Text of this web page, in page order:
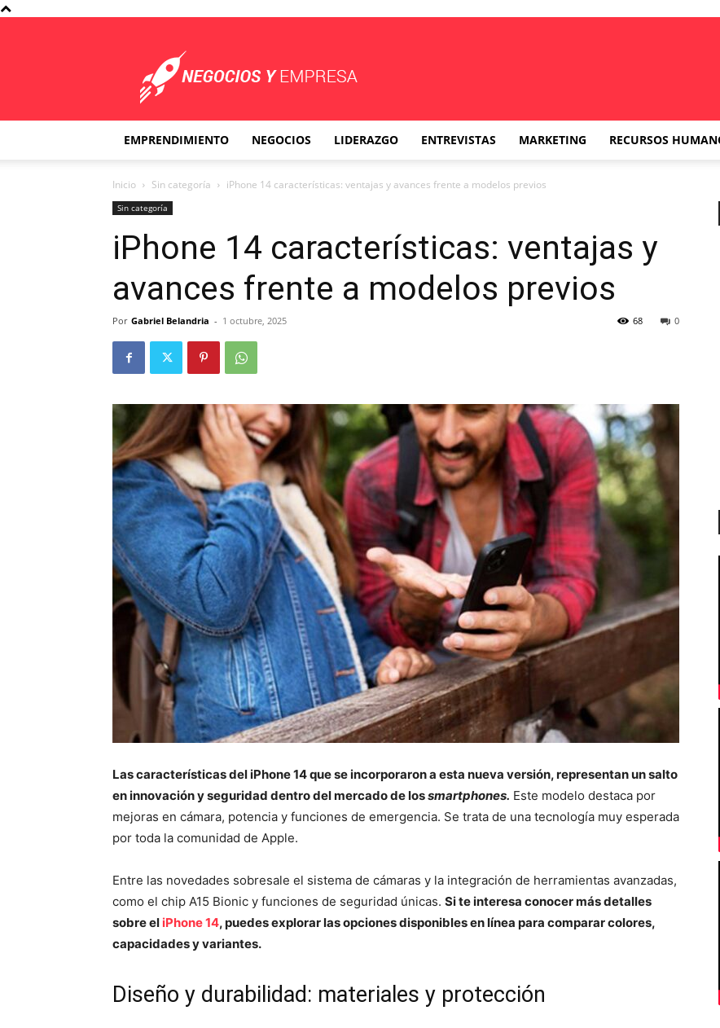
Empresa
EMPRENDIMIENTO NEGOCIOS LIDERAZGO ENTREVISTAS MARKETING RECURSOS
Inicio Sin categoría iPhone 14 características: ventajas y avances frente a modelos previos
Sin categoría
iPhone 14 características: ventajas y
avances frente a modelos previos
Por Gabriel Belandria - 1 octubre, 2025 0
68
Las características del iPhone 14 que se incorporaron a esta nueva versión, representan un salto
en innovación y seguridad dentro del mercado de lossmartphones. Este modelo destaca por
mejoras en cámara, potencia y funciones de emergencia. Se trata de una tecnología muy esperada
por toda la comunidad de Apple.
Entre las novedades sobresale el sistema de cámaras y la integración de herramientas avanzadas,
como el chip A15 Bionic y funciones de seguridad únicas. Si te interesa conocer más detalles
sobre el iPhone 14, puedes explorar las opciones disponibles en línea para comparar colores,
capacidades y variantes.
Diseño y durabilidad: materiales y protección